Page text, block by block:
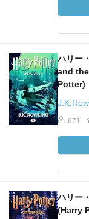
ハリー
and
Potter)
671
ハリー
(Harry